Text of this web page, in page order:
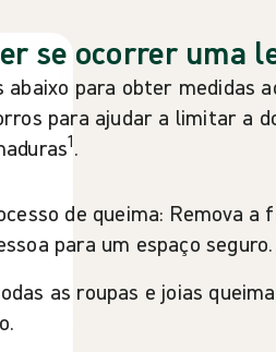
se ocorrer uma
abaixo para obter medidas
para ajudar a limitar a
1.
de queima: Remova a
para um espaço seguro.
as roupas e joias